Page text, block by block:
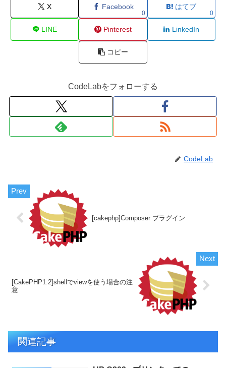
X Facebook
0
はてブ
0
LINE Pinterest LinkedIn
コピー
CodeLabをフォローする
CodeLab
[cakephp]Composer プラグイン
[CakePHP1.2]shellでviewを使う場合の注
意
関連記事